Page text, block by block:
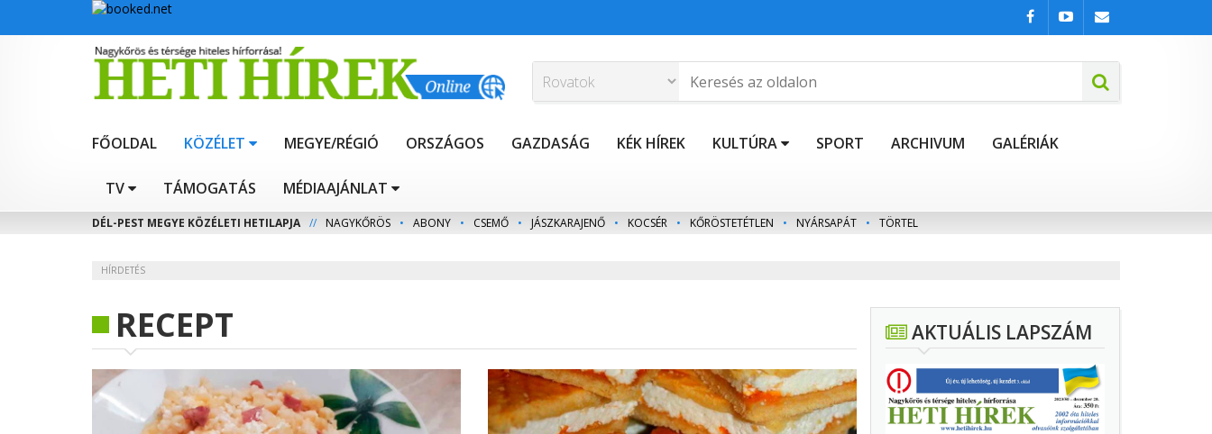
FŐOLDAL KÖZÉLET MEGYE/RÉGIÓ ORSZÁGOS GAZDASÁG KÉK HÍREK KULTÚRA SPORT ARCHIVUM GALÉRIÁK
TV TÁMOGATÁS MÉDIAAJÁNLAT
DÉL-PEST MEGYE KÖZÉLETI HETILAPJA // NAGYKŐRÖS • ABONY • CSEMŐ • JÁSZKARAJENŐ • KOCSÉR • KŐRÖSTETÉTLEN • NYÁRSAPÁT • TÖRTEL
HÍRDETÉS
RECEPT AKTUÁLIS LAPSZÁM